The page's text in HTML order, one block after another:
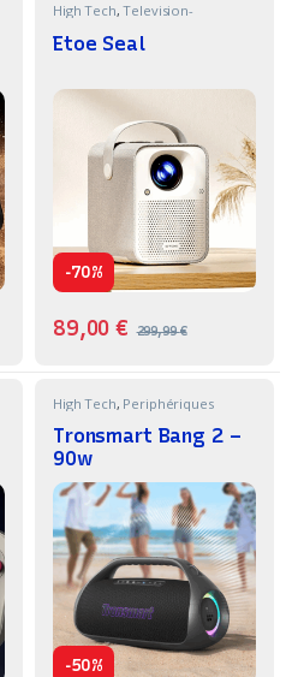
High Tech,Television-
Projecteur
Etoe Seal
-70%
89,00€ 299,99€
High Tech, Periphériques
Tronsmart Bang 2 –
90w
-50%